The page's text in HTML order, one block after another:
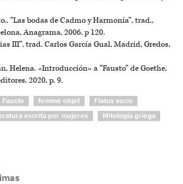
., “Las bodas de Cadmo y Harmonía”, trad.,
Anagrama, 2006, p 120.
III”, trad. Carlos García Gual, Madrid, Gredos,
Helena. «Introducción» a “Fausto” de Goethe,
2020, p. 9.
Fausto femme objet Flatus vocis
escrita por mujeres Mitología griega